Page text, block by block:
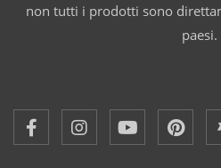
non tutti i prodotti sono
paesi.